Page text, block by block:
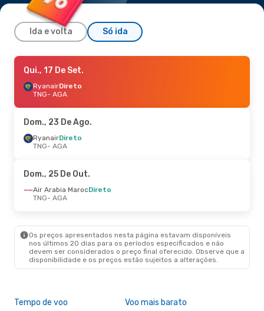
Ida e volta Só ida
Qui., 10 De Set.
RyanairDireto
TNG- AGA
AGA- TNG
Qui., 17 De Set.
RyanairDireto
TNG- AGA
Dom., 23 De Ago.
RyanairDireto
TNG- AGA
Dom., 25 De Out.
Air Arabia MarocDireto
TNG- AGA
Os preços apresentados nesta página estavam disponíveis
nos últimos 20 dias para os períodos especificados e não
devem ser considerados o preço final oferecido. Observe que a
disponibilidade e os preços estão sujeitos a alterações.
Tempo de voo Voo mais barato